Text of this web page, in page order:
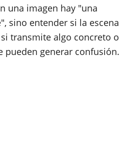
una imagen hay "una
sino entender si la escena
transmite algo concreto o
pueden generar confusión.